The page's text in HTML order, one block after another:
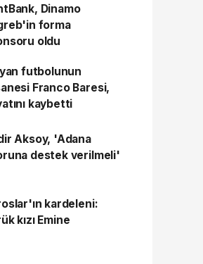
Dinamo
forma
oldu
futbolunun
Franco Baresi,
kaybetti
Aksoy, 'Adana
destek verilmeli'
kardeleni:
kızı Emine